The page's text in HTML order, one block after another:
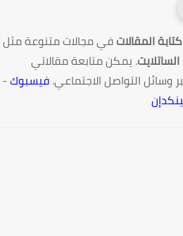
في مجالات متنوعة مثل
. يمكن متابعة مقالاتي
التواصل الاجتماعي.فيسبوك-